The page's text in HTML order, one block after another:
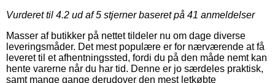
Vurderet til 4.2 ud af 5 stjerner baseret på 41 anmeldelser
Masser af butikker på nettet tildeler nu om dage diverse
leveringsmåder. Det mest populære er for nærværende at få
leveret til et afhentningssted, fordi du på den måde nemt kan
hente varerne når du har tid. Denne er jo særdeles praktisk,
samt mange gange derudover den mest letkøbte